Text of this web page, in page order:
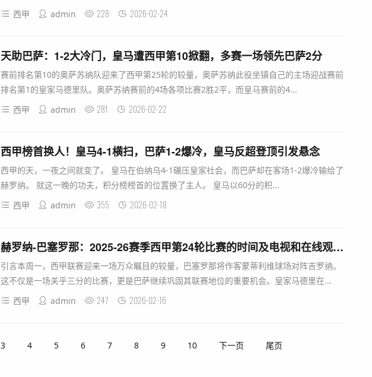
西甲
admin 228 2026-02-24
天助巴萨：1-2大冷门，皇马遭西甲第10掀翻，多赛一场领先巴萨2分
赛前排名第10的奥萨苏纳队迎来了西甲第25轮的较量，奥萨苏纳此役坐镇自己的主场迎战赛前
排名第1的皇家马德里队。奥萨苏纳赛前的4场各项比赛2胜2平，而皇马赛前的4...
西甲
admin 281 2026-02-22
西甲榜首换人！皇马4-1横扫，巴萨1-2爆冷，皇马反超登顶引发悬念
西甲的天，一夜之间就变了。 皇马在伯纳乌4-1碾压皇家社会，而巴萨却在客场1-2爆冷输给了
赫罗纳。 就这一晚的功夫，积分榜榜首的位置换了主人。 皇马以60分的积...
西甲
admin 355 2026-02-18
赫罗纳-巴塞罗那：2025-26赛季西甲第24轮比赛的时间及电视和在线观看地址
引言本周一，西甲联赛迎来一场万众瞩目的较量，巴塞罗那将作客蒙蒂利维球场对阵吉罗纳。
这不仅是一场关乎三分的比赛，更是巴萨继续巩固其联赛地位的重要机会。皇家马德里在...
西甲
admin 247 2026-02-16
3 4 5 6 7 8 9 10 下一页 尾页